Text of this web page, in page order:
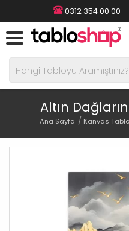
0312 354 00 00
Altın
Ana Sayfa Kanvas Tablo